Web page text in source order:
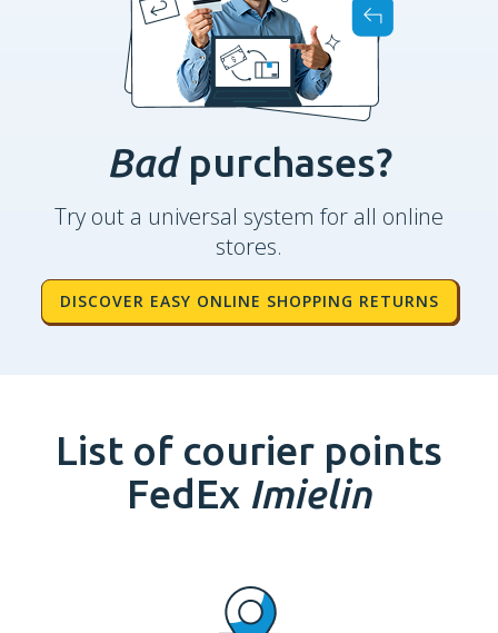
Bad purchases?
Try out a universal system for all online
stores.
DISCOVER EASY ONLINE SHOPPING RETURNS
List of courier points
FedEx Imielin